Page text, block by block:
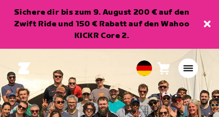
Sichere dir bis zum 9. August 200 € auf den
Zwift Ride und 150 € Rabatt auf den Wahoo
KICKR Core 2.
European
Union
Deutsch
Warenkorb
Artikel